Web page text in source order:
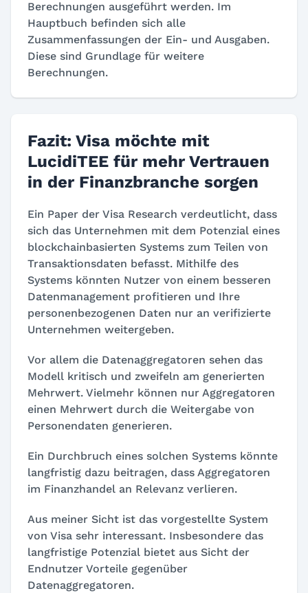
Berechnungen ausgeführt werden. Im
Hauptbuch befinden sich alle
Zusammenfassungen der Ein- und Ausgaben.
Diese sind Grundlage für weitere
Berechnungen.
Fazit: Visa möchte mit
LucidiTEE für mehr Vertrauen
in der Finanzbranche sorgen
Ein Paper der Visa Research verdeutlicht, dass
sich das Unternehmen mit dem Potenzial eines
blockchainbasierten Systems zum Teilen von
Transaktionsdaten befasst. Mithilfe des
Systems könnten Nutzer von einem besseren
Datenmanagement profitieren und Ihre
personenbezogenen Daten nur an verifizierte
Unternehmen weitergeben.
Vor allem die Datenaggregatoren sehen das
Modell kritisch und zweifeln am generierten
Mehrwert. Vielmehr können nur Aggregatoren
einen Mehrwert durch die Weitergabe von
Personendaten generieren.
Ein Durchbruch eines solchen Systems könnte
langfristig dazu beitragen, dass Aggregatoren
im Finanzhandel an Relevanz verlieren.
Aus meiner Sicht ist das vorgestellte System
von Visa sehr interessant. Insbesondere das
langfristige Potenzial bietet aus Sicht der
Endnutzer Vorteile gegenüber
Datenaggregatoren.